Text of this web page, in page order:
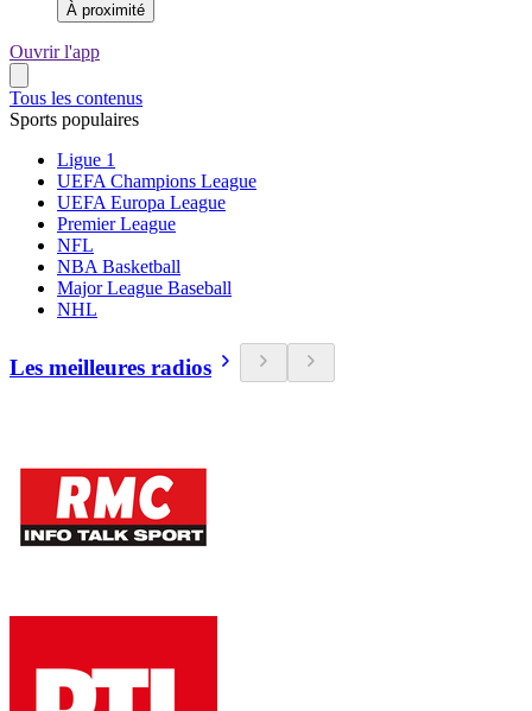
À proximité
Ouvrir l'app
Tous les contenus
Sports populaires
Ligue 1
UEFA Champions League
UEFA Europa League
Premier League
NFL
NBA Basketball
Major League Baseball
NHL
Les meilleures radios